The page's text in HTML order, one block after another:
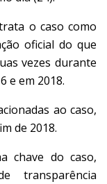
o caso como
oficial do que
vezes durante
e em 2018.
ao caso,
de 2018.
chave do caso,
transparência